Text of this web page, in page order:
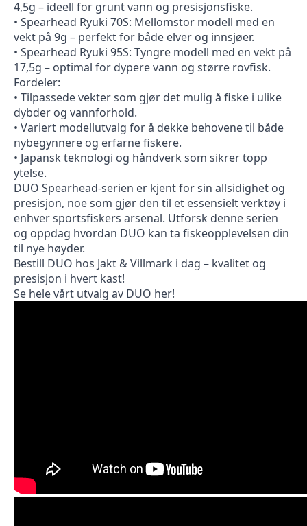
4,5g – ideell for grunt vann og presisjonsfiske.
• Spearhead Ryuki 70S: Mellomstor modell med en
vekt på 9g – perfekt for både elver og innsjøer.
• Spearhead Ryuki 95S: Tyngre modell med en vekt på
17,5g – optimal for dypere vann og større rovfisk.
Fordeler:
• Tilpassede vekter som gjør det mulig å fiske i ulike
dybder og vannforhold.
• Variert modellutvalg for å dekke behovene til både
nybegynnere og erfarne fiskere.
• Japansk teknologi og håndverk som sikrer topp
ytelse.
DUO Spearhead-serien er kjent for sin allsidighet og
presisjon, noe som gjør den til et essensielt verktøy i
enhver sportsfiskers arsenal. Utforsk denne serien
og oppdag hvordan DUO kan ta fiskeopplevelsen din
til nye høyder.
Bestill DUO hos Jakt & Villmark i dag – kvalitet og
presisjon i hvert kast!
Se hele vårt utvalg av DUO her!